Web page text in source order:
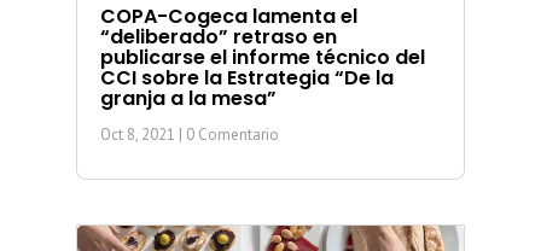
COPA-Cogeca lamenta el
“deliberado” retraso en
publicarse el informe técnico del
CCI sobre la Estrategia “De la
granja a la mesa”
Oct 8, 2021 | 0 Comentario